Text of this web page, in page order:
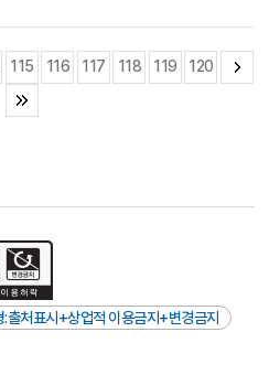
115 116 117 118 119 120
출처표시+상업적 이용금지+변경금지